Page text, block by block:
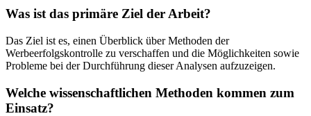
Was ist das primäre Ziel der Arbeit?
Das Ziel ist es, einen Überblick über Methoden der
Werbeerfolgskontrolle zu verschaffen und die Möglichkeiten sowie
Probleme bei der Durchführung dieser Analysen aufzuzeigen.
Welche wissenschaftlichen Methoden kommen zum
Einsatz?